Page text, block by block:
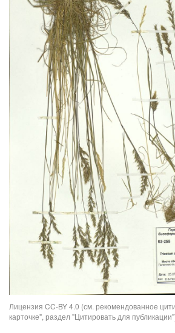
Лицензия CC-BY 4.0 (см. рекомендованное
карточке", раздел "Цитировать для